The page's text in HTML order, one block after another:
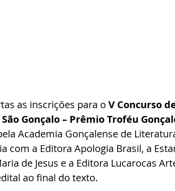
as inscrições para o V Concurso
Gonçalo – Prêmio Troféu
Academia Gonçalense de
com a Editora Apologia Brasil, a
de Jesus e a Editora Lucarocas
ao final do texto.